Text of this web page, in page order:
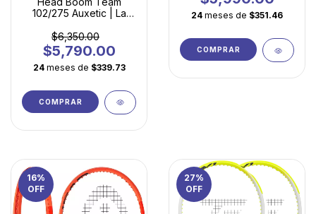
102/275 Auxetic | La
Empezar a Jugar
$6,350.00
$5,790.00
24 meses de $339.73
COMPRAR
24 meses de $351.46
COMPRAR
16%
OFF
27%
OFF